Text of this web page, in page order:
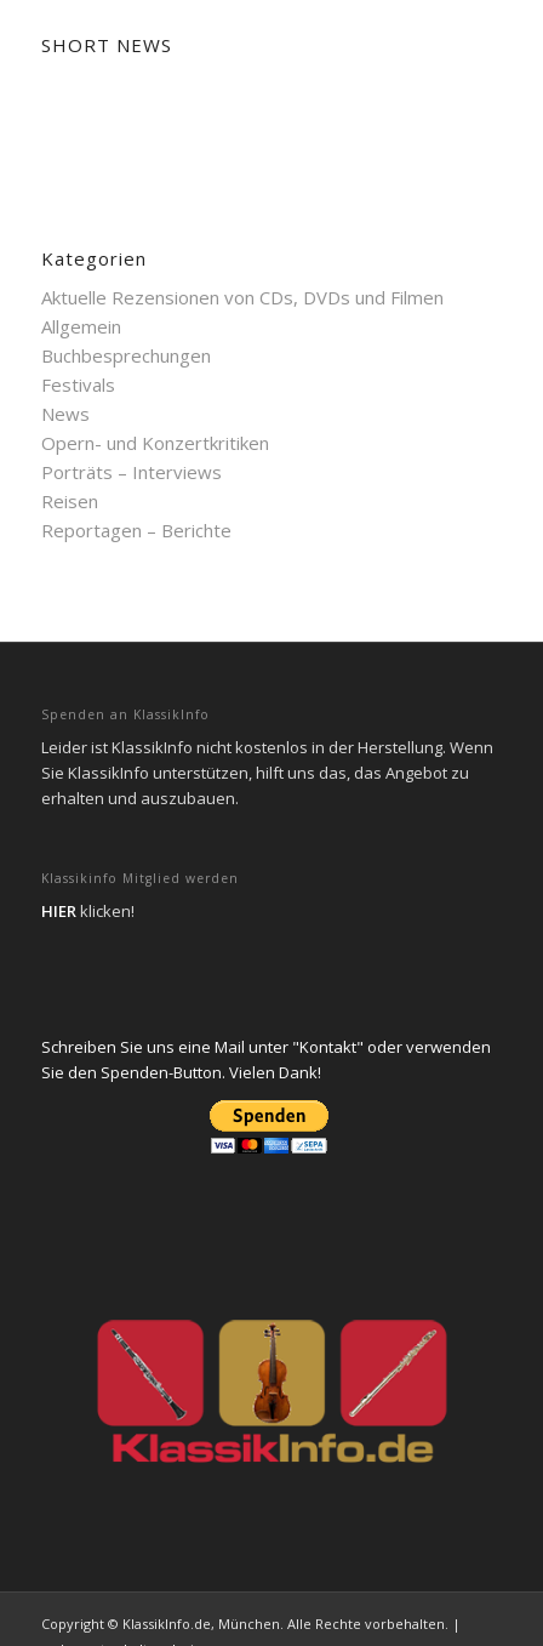
SHORT NEWS
Kategorien
Aktuelle Rezensionen von CDs, DVDs und Filmen
Allgemein
Buchbesprechungen
Festivals
News
Opern- und Konzertkritiken
Porträts – Interviews
Reisen
Reportagen – Berichte
Spenden an KlassikInfo
Leider ist KlassikInfo nicht kostenlos in der Herstellung. Wenn
Sie KlassikInfo unterstützen, hilft uns das, das Angebot zu
erhalten und auszubauen.
Klassikinfo Mitglied werden
HIERklicken!
Schreiben Sie uns eine Mail unter "Kontakt" oder verwenden
Sie den Spenden-Button. Vielen Dank!
Copyright © KlassikInfo.de, München. Alle Rechte vorbehalten. |